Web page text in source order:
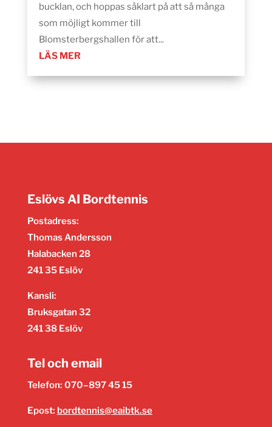
bucklan, och hoppas såklart på att så många
som möjligt kommer till
Blomsterbergshallen för att...
LÄS MER
Eslövs AI Bordtennis
Postadress:
Thomas Andersson
Halabacken 28
241 35 Eslöv
Kansli:
Bruksgatan 32
241 38 Eslöv
Tel och email
Telefon: 070–897 45 15
Epost: bordtennis@eaibtk.se